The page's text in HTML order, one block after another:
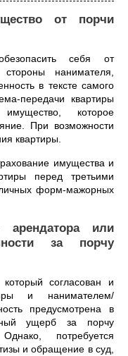
от порчи
себя от
нанимателя,
в тексте самого
передачи квартиры
которое
При возможности
квартиры.
имущества и
перед третьими
форм-мажорных
или
за порчу
согласован и
и нанимателем/
предусмотрена в
ущерб за порчу
потребуется
и обращение в суд,